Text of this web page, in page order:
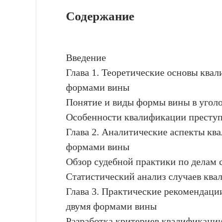
Содержание
Введение
Глава 1. Теоретические основы
формами вины
Понятие и виды формы вины в
Особенности квалификации
Глава 2. Аналитические аспекты
формами вины
Обзор судебной практики по
Статистический анализ случаев
Глава 3. Практические
двумя формами вины